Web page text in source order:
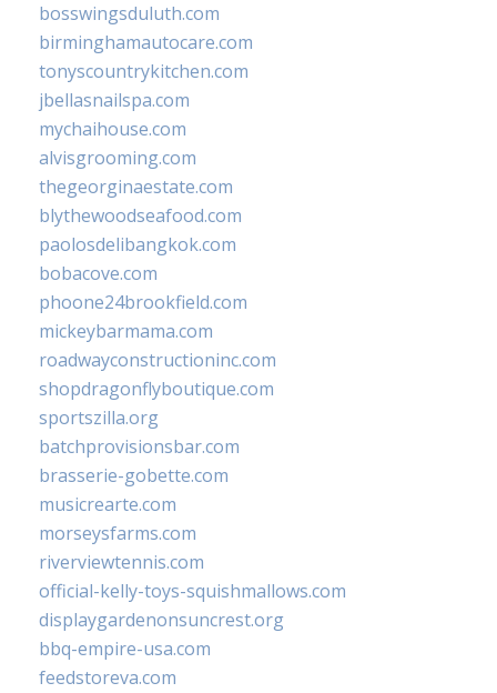
bosswingsduluth.com
birminghamautocare.com
tonyscountrykitchen.com
jbellasnailspa.com
mychaihouse.com
alvisgrooming.com
thegeorginaestate.com
blythewoodseafood.com
paolosdelibangkok.com
bobacove.com
phoone24brookfield.com
mickeybarmama.com
roadwayconstructioninc.com
shopdragonflyboutique.com
sportszilla.org
batchprovisionsbar.com
brasserie-gobette.com
musicrearte.com
morseysfarms.com
riverviewtennis.com
official-kelly-toys-squishmallows.com
displaygardenonsuncrest.org
bbq-empire-usa.com
feedstoreva.com